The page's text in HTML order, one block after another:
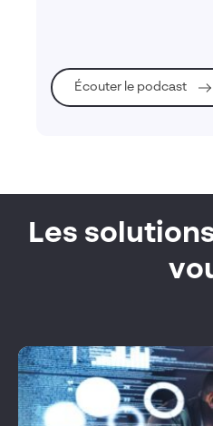
Écouter le podcast
Les